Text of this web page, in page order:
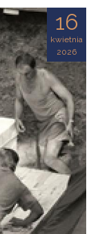
16
kwietnia
2026